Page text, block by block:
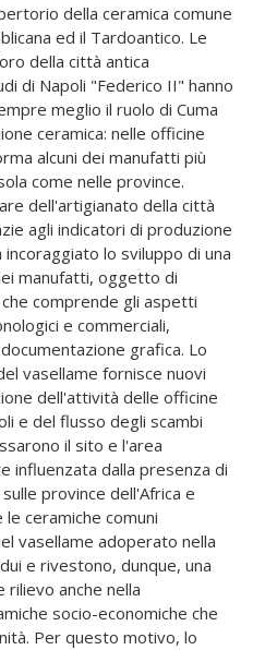
della ceramica comune
ed il Tardoantico. Le
della città antica
di Napoli "Federico II" hanno
meglio il ruolo di Cuma
ceramica: nelle officine
alcuni dei manufatti più
come nelle province.
dell'artigianato della città
agli indicatori di produzione
lo sviluppo di una
manufatti, oggetto di
comprende gli aspetti
e commerciali,
grafica. Lo
vasellame fornisce nuovi
dell'attività delle officine
e del flusso degli scambi
il sito e l'area
influenzata dalla presenza di
province dell'Africa e
ceramiche comuni
vasellame adoperato nella
e rivestono, dunque, una
anche nella
socio-economiche che
Per questo motivo, lo